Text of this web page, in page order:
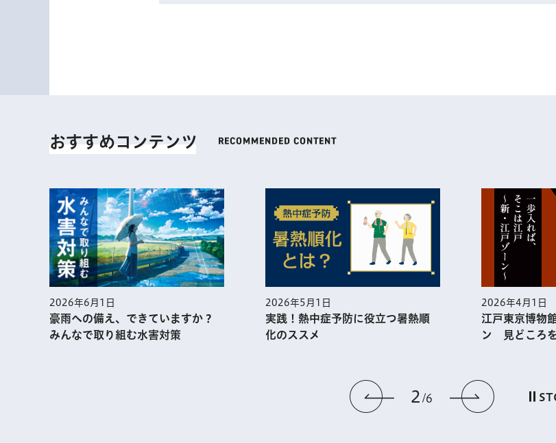
おすすめコンテンツ
前のスライドを表示
3 6 次
2026年5月1日
実践！熱中症予防に役⽴つ暑熱順
化のススメ
2026年4月1日
江戸東京博物館リニューアルオープ
ン 見どころを徹底解説！
2026年3月1
一人ひと
世界で一番